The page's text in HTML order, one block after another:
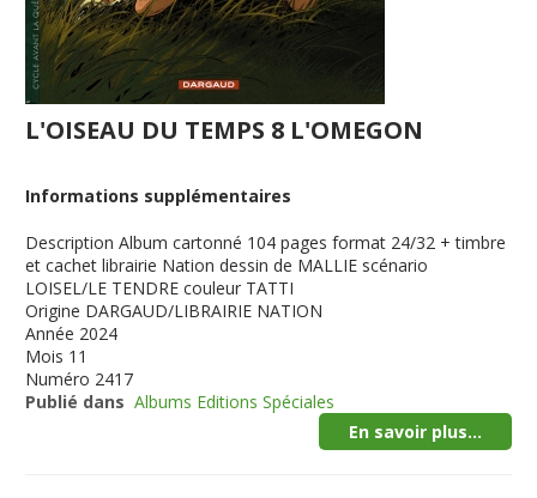
L'OISEAU DU TEMPS 8 L'OMEGON
Informations supplémentaires
Description Album cartonné 104 pages format 24/32 + timbre
et cachet librairie Nation dessin de MALLIE scénario
LOISEL/LE TENDRE couleur TATTI
Origine DARGAUD/LIBRAIRIE NATION
Année 2024
Mois 11
Numéro 2417
Publié dans Albums Editions Spéciales
En savoir plus...